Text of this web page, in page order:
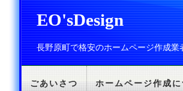
EO'sDesign
長野原町で格安のホームページ作成業
ごあいさつ ホームページ作成に